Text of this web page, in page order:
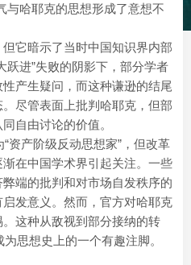
与哈耶克的思想形成了意想不
它暗示了当时中国知识界内部
跃进”失败的阴影下，部分学者
产生疑问，而这种谦逊的结尾
尽管表面上批判哈耶克，但部
自由讨论的价值。
资产阶级反动思想家”，但改革
在中国学术界引起关注。一些
端的批判和对市场自发秩序的
发意义。然而，官方对哈耶克
这种从敌视到部分接纳的转
思想史上的一个有趣注脚。